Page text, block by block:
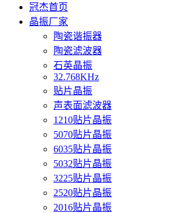
冠杰首页
晶振厂家
陶瓷谐振器
陶瓷滤波器
石英晶振
32.768KHz
贴片晶振
声表面滤波器
1210贴片晶振
5070贴片晶振
6035贴片晶振
5032贴片晶振
3225贴片晶振
2520贴片晶振
2016贴片晶振